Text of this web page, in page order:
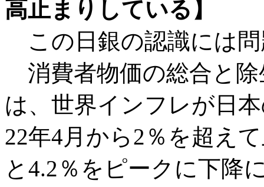
高止まりしている】
この日銀の認識には
消費者物価の総合と除
は、世界インフレが日
22年4月から2％を超え
と4.2％をピークに下降